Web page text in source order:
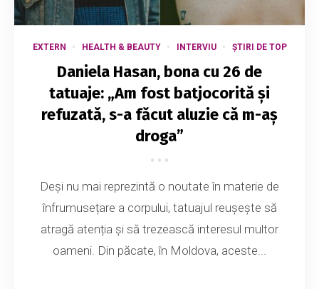
EXTERN HEALTH & BEAUTY INTERVIU ȘTIRI DE TOP
Daniela Hasan, bona cu 26 de
tatuaje: „Am fost batjocorită și
refuzată, s-a făcut aluzie că m-aș
droga”
Deși nu mai reprezintă o noutate în materie de
înfrumusețare a corpului, tatuajul reușește să
atragă atenția și să trezească interesul multor
oameni. Din păcate, în Moldova, aceste...